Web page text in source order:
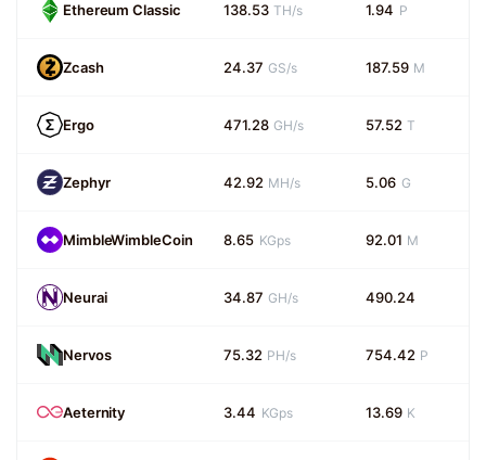
Ethereum Classic 138.53 TH/s 1.94 P
Zcash 24.37 GS/s 187.59 M
Ergo 471.28 GH/s 57.52 T
Zephyr 42.92 MH/s 5.06 G
MimbleWimbleCoin 8.65 KGps 92.01 M
Neurai 34.87 GH/s 490.24
Nervos 75.32 PH/s 754.42 P
Aeternity 3.44 KGps 13.69 K